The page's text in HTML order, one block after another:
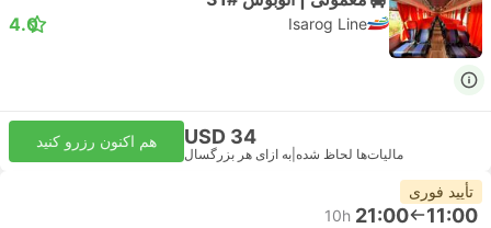
Isarog Line
4.0
USD 34
مالیات‌ها لحاظ شده به ازای هر بزرگسال
هم اکنون رزرو کنید
تأیید فوری
11:00
21:00
10h